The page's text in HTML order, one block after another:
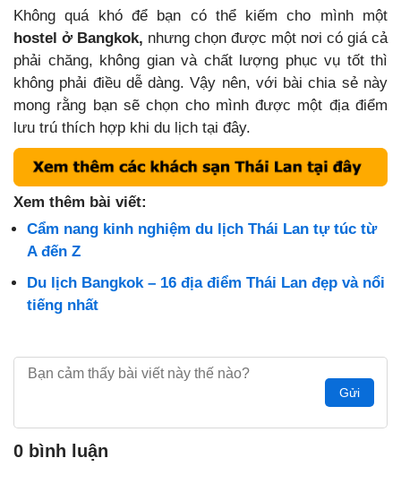
Không quá khó để bạn có thể kiếm cho mình một
hostel ở Bangkok, nhưng chọn được một nơi có giá cả
phải chăng, không gian và chất lượng phục vụ tốt thì
không phải điều dễ dàng. Vậy nên, với bài chia sẻ này
mong rằng bạn sẽ chọn cho mình được một địa điểm
lưu trú thích hợp khi du lịch tại đây.
Xem thêm bài viết:
Cẩm nang kinh nghiệm du lịch Thái Lan tự túc từ
A đến Z
Du lịch Bangkok – 16 địa điểm Thái Lan đẹp và nổi
tiếng nhất
Gửi
0 bình luận